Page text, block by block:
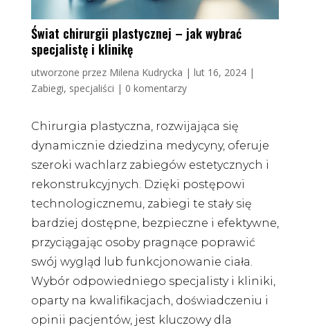
Świat chirurgii plastycznej – jak wybrać
specjalistę i klinikę
utworzone przez Milena Kudrycka | lut 16, 2024|
Zabiegi, specjaliści | 0 komentarzy
Chirurgia plastyczna, rozwijająca się
dynamicznie dziedzina medycyny, oferuje
szeroki wachlarz zabiegów estetycznych i
rekonstrukcyjnych. Dzięki postępowi
technologicznemu, zabiegi te stały się
bardziej dostępne, bezpieczne i efektywne,
przyciągając osoby pragnące poprawić
swój wygląd lub funkcjonowanie ciała.
Wybór odpowiedniego specjalisty i kliniki,
oparty na kwalifikacjach, doświadczeniu i
opinii pacjentów, jest kluczowy dla